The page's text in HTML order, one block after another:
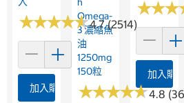
★★★★★
★★★★★4.7 (2514)
加入購物車
Omega-
3 濃縮魚
油
1250mg
150粒
★★★★★
★★★★★4.8
★★★
★★★
加入購物